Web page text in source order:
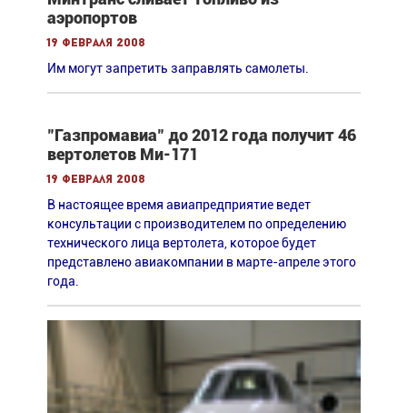
аэропортов
19 февраля 2008
Им могут запретить заправлять самолеты.
"Газпромавиа" до 2012 года получит 46
вертолетов Ми-171
19 февраля 2008
В настоящее время авиапредприятие ведет
консультации с производителем по определению
технического лица вертолета, которое будет
представлено авиакомпании в марте-апреле этого
года.